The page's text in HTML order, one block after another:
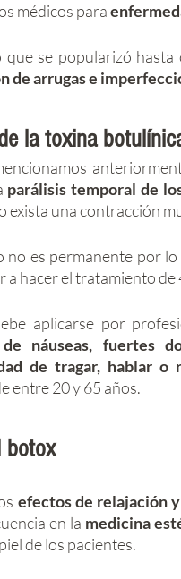
médicos para
de arrugas e
la toxina
parálisis temporal de
exista una contracción
no es permanente por
a hacer el tratamiento
aplicarse por
náuseas, fuertes
de tragar, hablar o
entre 20 y 65 años.
botox
efectos de relajación
en la medicina
de los pacientes.